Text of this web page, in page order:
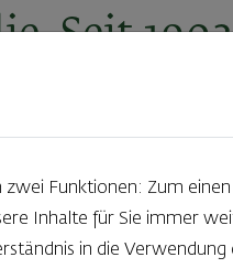
Seit
aus
Funktionen: Zum
Inhalte für Sie immer
in die